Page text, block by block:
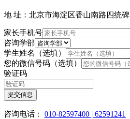
地 址：北京市海淀区香山南路四统碑
家长手机号
咨询学部
学生姓名（选填）
您的微信号码（选填）
验证码
提交信息
咨询电话： 010-82597400 | 62591241